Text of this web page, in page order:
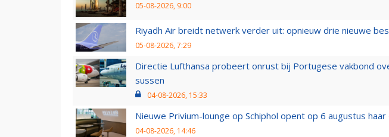
05-08-2026, 9:00
Riyadh Air breidt netwerk verder uit: opnieuw drie nieuwe
05-08-2026, 7:29
Directie Lufthansa probeert onrust bij Portugese vakbond
sussen
04-08-2026, 15:33
Nieuwe Privium-lounge op Schiphol opent op 6 augustus haar
04-08-2026, 14:46